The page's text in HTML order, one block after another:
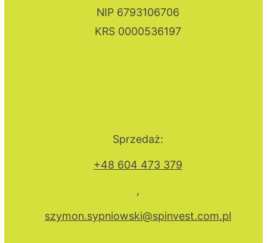
NIP 6793106706
KRS 0000536197
Sprzedaż:
+48 604 473 379
,
szymon.sypniowski@spinvest.com.pl